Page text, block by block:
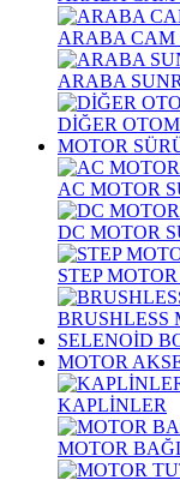
ARABA CAM
ARABA
DİĞER
MOTOR
AC MOTOR
DC MOTOR
STEP
BRUSHLESS
SELENOİD
MOTOR
KAPLİNLER
MOTOR